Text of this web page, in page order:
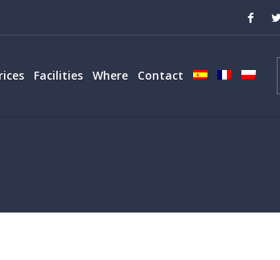
Facilities Where Contact